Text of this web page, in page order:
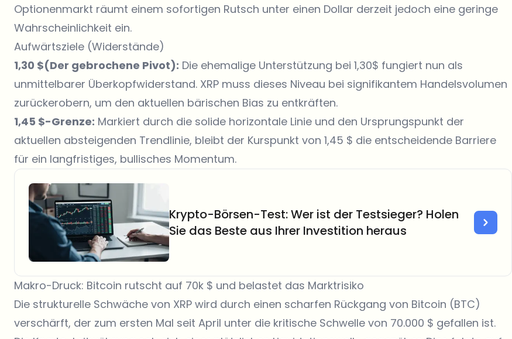
Optionenmarkt räumt einem sofortigen Rutsch unter einen Dollar derzeit jedoch eine geringe
Wahrscheinlichkeit ein.
Aufwärtsziele (Widerstände)
1,30 $(Der gebrochene Pivot): Die ehemalige Unterstützung bei 1,30$ fungiert nun als
unmittelbarer Überkopfwiderstand. XRP muss dieses Niveau bei signifikantem Handelsvolumen
zurückerobern, um den aktuellen bärischen Bias zu entkräften.
1,45 $-Grenze: Markiert durch die solide horizontale Linie und den Ursprungspunkt der
aktuellen absteigenden Trendlinie, bleibt der Kurspunkt von 1,45 $ die entscheidende Barriere
für ein langfristiges, bullisches Momentum.
Krypto-Börsen-Test: Wer ist der Testsieger? Holen
Sie das Beste aus Ihrer Investition heraus
Makro-Druck: Bitcoin rutscht auf 70k $ und belastet das Marktrisiko
Die strukturelle Schwäche von XRP wird durch einen scharfen Rückgang von Bitcoin (BTC)
verschärft, der zum ersten Mal seit April unter die kritische Schwelle von 70.000 $ gefallen ist.